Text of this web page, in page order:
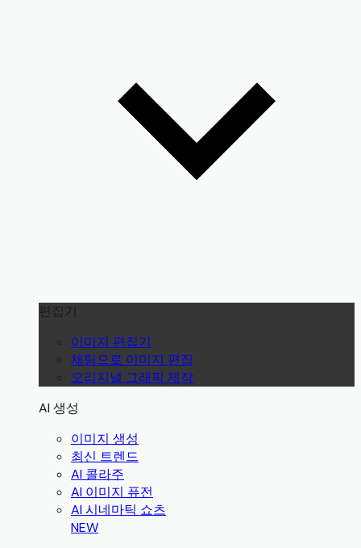
편집기
이미지 편집기
채팅으로 이미지 편집
오리지널 그래픽 제작
AI 생성
이미지 생성
최신 트렌드
AI 콜라주
AI 이미지 퓨전
AI 시네마틱 쇼츠
NEW